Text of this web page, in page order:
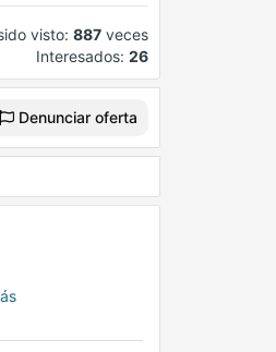
visto: 887 veces
Interesados: 26
Denunciar oferta